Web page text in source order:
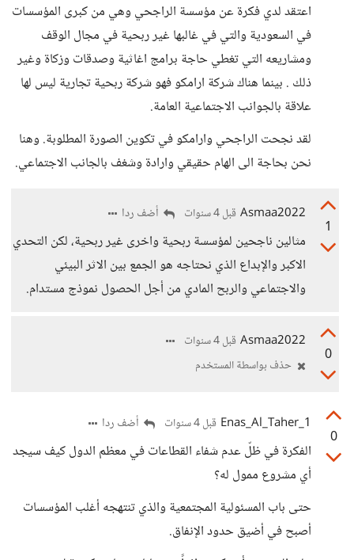
اعتقد لدي فكرة عن مؤسسة الراجحي وهي من كبرى المؤسسات
في السعودية والتي في غالبها غير ربحية في مجال الوقف
ومشاريعه التي تغطي حاجة برامج اغاثية وصدقات وزكاة وغير
ذلك . بينما هناك شركة ارامكو فهو شركة ربحية تجارية ليس لها
علاقة بالجوانب الاجتماعية العامة.
لقد نجحت الراجحي وارامكو في تكوين الصورة المطلوبة. وهنا
نحن بحاجة الى الهام حقيقي وارادة وشغف بالجانب الاجتماعي.
1
Asmaa2022 قبل 4 سنوات أضف ردا
مثالين ناجحين لمؤسسة ربحية واخرى غير ربحية، لكن التحدي
الاكبر والإبداع الذي نحتاجه هو الجمع بين الاثر البيئي
والاجتماعي والربح المادي من أجل الحصول نموذج مستدام.
0
Asmaa2022 قبل 4 سنوات
حذف بواسطة المستخدم
0
Enas_Al_Taher_1 قبل 4 سنوات أضف ردا
الفكرة في ظلّ عدم شفاء القطاعات في معظم الدول كيف سيجد
أي مشروع ممول له؟
حتى باب المسئولية المجتمعية والذي تنتهجه أغلب المؤسسات
أصبح في أضيق حدود الإنفاق.